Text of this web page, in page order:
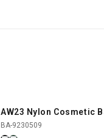
SHOP
AW23 Nylon Cosmetic
BA-9230509